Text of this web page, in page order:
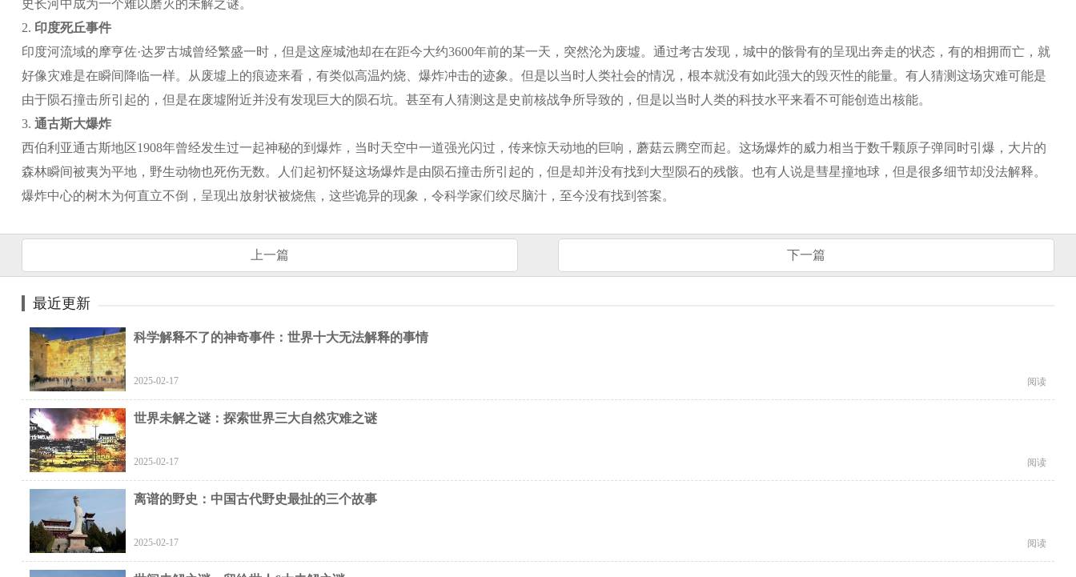
史长河中成为一个难以磨灭的未解之谜。
2. 印度死丘事件
印度河流域的摩亨佐·达罗古城曾经繁盛一时，但是这座城池却在在距今大约3600年前的某一天，突然沦为废墟。通过考古发现，城中的骸骨有的呈现出奔走的状态，有的相拥而亡，就
好像灾难是在瞬间降临一样。从废墟上的痕迹来看，有类似高温灼烧、爆炸冲击的迹象。但是以当时人类社会的情况，根本就没有如此强大的毁灭性的能量。有人猜测这场灾难可能是
由于陨石撞击所引起的，但是在废墟附近并没有发现巨大的陨石坑。甚至有人猜测这是史前核战争所导致的，但是以当时人类的科技水平来看不可能创造出核能。
3. 通古斯大爆炸
西伯利亚通古斯地区1908年曾经发生过一起神秘的到爆炸，当时天空中一道强光闪过，传来惊天动地的巨响，蘑菇云腾空而起。这场爆炸的威力相当于数千颗原子弹同时引爆，大片的
森林瞬间被夷为平地，野生动物也死伤无数。人们起初怀疑这场爆炸是由陨石撞击所引起的，但是却并没有找到大型陨石的残骸。也有人说是彗星撞地球，但是很多细节却没法解释。
爆炸中心的树木为何直立不倒，呈现出放射状被烧焦，这些诡异的现象，令科学家们绞尽脑汁，至今没有找到答案。
上一篇 下一篇
最近更新
科学解释不了的神奇事件：世界十大无法解释的事情
2025-02-17 阅读
世界未解之谜：探索世界三大自然灾难之谜
2025-02-17 阅读
离谱的野史：中国古代野史最扯的三个故事
2025-02-17 阅读